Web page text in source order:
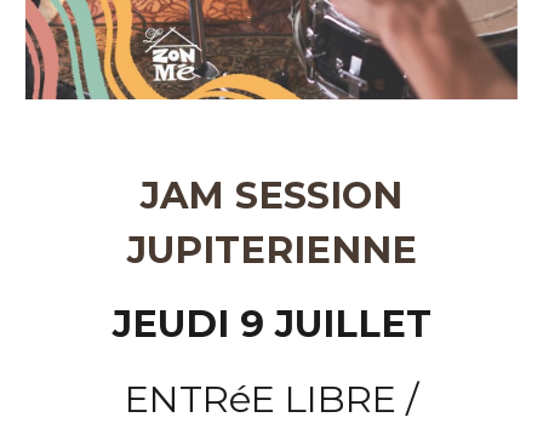
JAM SESSION
JUPITERIENNE
JEUDI 9 JUILLET
ENTRéE LIBRE /